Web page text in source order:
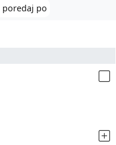
poredaj po